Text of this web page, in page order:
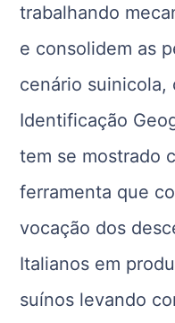
trabalhando
e consolidem as
cenário suinicola,
Identificação
tem se mostrado
ferramenta que
vocação dos
Italianos em
suínos levando